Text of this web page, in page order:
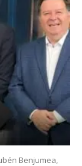
Benjumea,